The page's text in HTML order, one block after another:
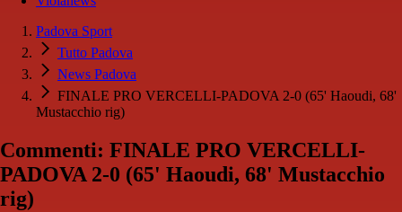
Padova Sport
Tutto Padova
News Padova
FINALE PRO VERCELLI-PADOVA 2-0 (65' Haoudi, 68'
Mustacchio rig)
Commenti: FINALE PRO VERCELLI-
PADOVA 2-0 (65' Haoudi, 68' Mustacchio
rig)